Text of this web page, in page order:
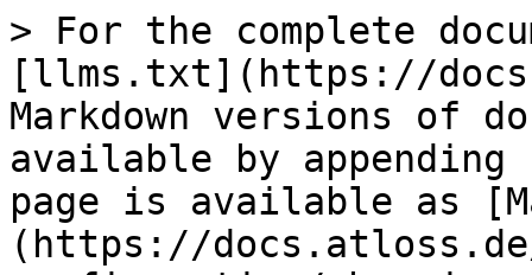
> For the complete
[llms.txt](https://
Markdown versions of
available by
page is available as
(https://